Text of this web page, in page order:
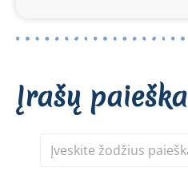
Įrašų paieška